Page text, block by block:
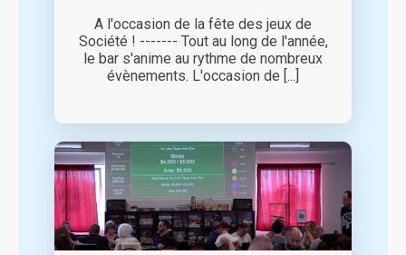
A l'occasion de la fête des jeux de
Société ! ------- Tout au long de l'année,
le bar s'anime au rythme de nombreux
évènements. L'occasion de [...]